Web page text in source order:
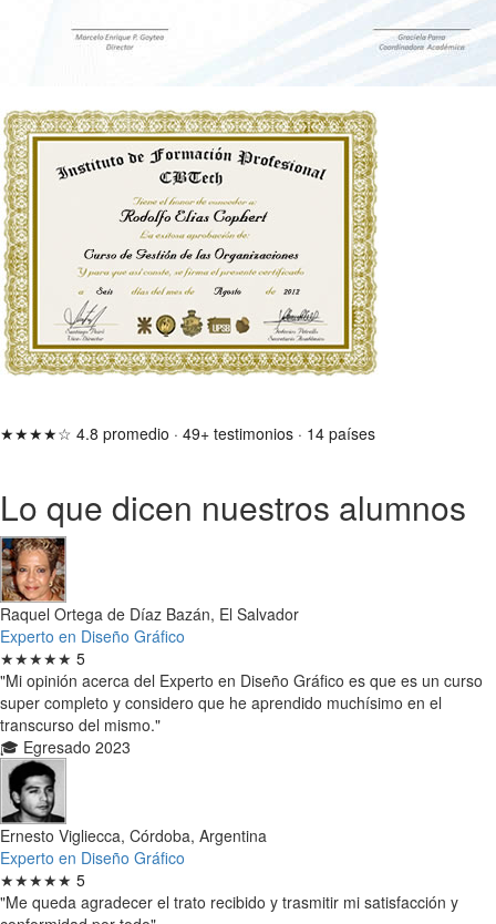
★★★★☆ 4.8 promedio · 49+ testimonios · 14 países
Lo que dicen nuestros alumnos
Raquel Ortega de Díaz Bazán, El Salvador
Experto en Diseño Gráfico
★★★★★ 5
"Mi opinión acerca del Experto en Diseño Gráfico es que es un curso
super completo y considero que he aprendido muchísimo en el
transcurso del mismo."
🎓 Egresado 2023
Ernesto Vigliecca, Córdoba, Argentina
Experto en Diseño Gráfico
★★★★★ 5
"Me queda agradecer el trato recibido y trasmitir mi satisfacción y